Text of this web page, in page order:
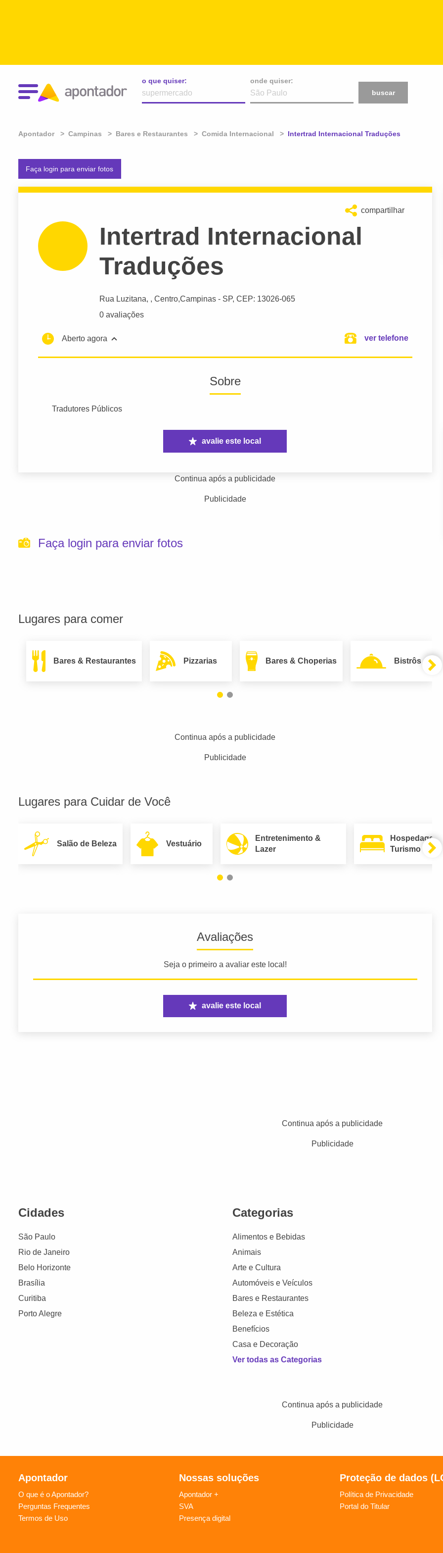
o que quiser:
onde quiser:
buscar
Apontador Campinas Bares e Restaurantes Comida Internacional Atual:
Intertrad Internacional Traduções
Faça login para enviar fotos
compartilhar
Intertrad Internacional
Traduções
Rua Luzitana, , Centro,Campinas - SP, CEP: 13026-065
0 avaliações
Aberto agora ver telefone
Sobre
Tradutores Públicos
avalie este local
Continua após a publicidade
Publicidade
Faça login para enviar fotos
Lugares para comer
Bares & Restaurantes Pizzarias Bares & Choperias Bistrôs
Continua após a publicidade
Publicidade
Lugares para Cuidar de Você
Salão de Beleza Vestuário
Entretenimento &
Lazer
Hospedagem
Turismo
Avaliações
Seja o primeiro a avaliar este local!
avalie este local
Continua após a publicidade
Publicidade
Cidades
São Paulo
Rio de Janeiro
Belo Horizonte
Brasília
Curitiba
Porto Alegre
Categorias
Alimentos e Bebidas
Animais
Arte e Cultura
Automóveis e Veículos
Bares e Restaurantes
Beleza e Estética
Benefícios
Casa e Decoração
Ver todas as Categorias
Continua após a publicidade
Publicidade
Apontador
O que é o Apontador?
Perguntas Frequentes
Termos de Uso
Nossas soluções
Apontador +
SVA
Presença digital
Proteção de dados
Política de Privacidade
Portal do Titular